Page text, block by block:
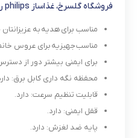
فروشگاه گلسرخ، غذاساز philips را به شما عزیزان پیشنهاد می دهد، زیرا:
مناسب برای هدیه به
مناسب جهیزیه برای عروس
برای ایمنی بیشتر دور از
محفظه نگه داری کابل برق:
قابلیت تنظیم سرعت: دارد.
قفل ایمنی: دارد.
پایه ضد لغزش: دارد.